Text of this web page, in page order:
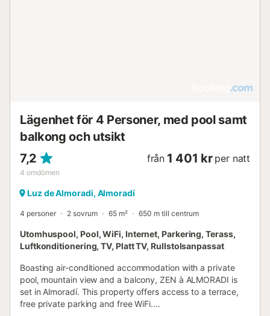
Lägenhet för 4 Personer, med pool samt
balkong och utsikt
7,2
4 omdömen
från 1 401 kr per natt
Luz de Almoradi, Almoradí
4 personer 2 sovrum 65 m² 650 m till centrum
Utomhuspool, Pool, WiFi, Internet, Parkering, Terass,
Luftkonditionering, TV, Platt TV, Rullstolsanpassat
Boasting air-conditioned accommodation with a private
pool, mountain view and a balcony, ZEN à ALMORADI is
set in Almoradí. This property offers access to a terrace,
free private parking and free WiFi....